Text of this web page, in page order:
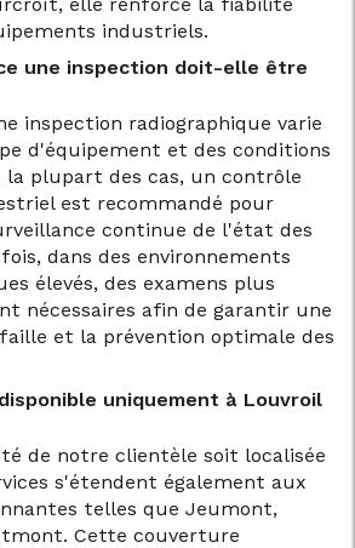
industriels.
une inspection doit-elle être
inspection radiographique varie
d'équipement et des conditions
plupart des cas, un contrôle
est recommandé pour
continue de l'état des
dans des environnements
élevés, des examens plus
nécessaires afin de garantir une
et la prévention optimale des
uniquement à Louvroil
de notre clientèle soit localisée
s'étendent également aux
telles que Jeumont,
Cette couverture